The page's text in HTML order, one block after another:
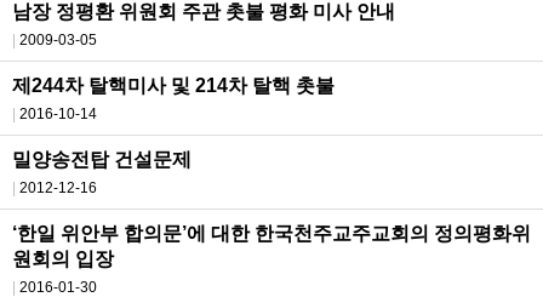
남장 정평환 위원회 주관 촛불 평화 미사 안내
2009-03-05
제244차 탈핵미사 및 214차 탈핵 촛불
2016-10-14
밀양송전탑 건설문제
2012-12-16
‘한일 위안부 합의문’에 대한 한국천주교주교회의 정의평화위
원회의 입장
2016-01-30